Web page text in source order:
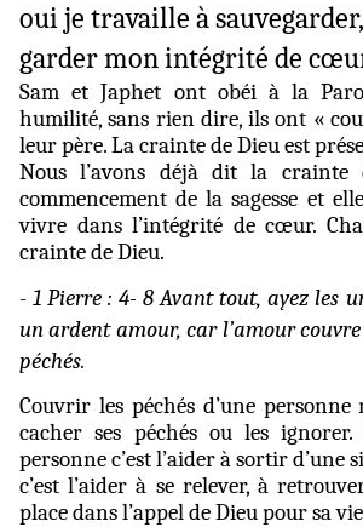
oui je travaille à
garder mon intégrité de
Sam et Japhet ont obéi à la
humilité, sans rien dire, ils ont «
leur père. La crainte de Dieu est
Nous l’avons déjà dit la crainte
commencement de la sagesse et
vivre dans l’intégrité de cœur.
crainte de Dieu.
-1 Pierre : 4- 8 Avant tout, ayez les
un ardent amour, car l’amour
péchés.
Couvrir les péchés d’une personne
cacher ses péchés ou les
personne c’est l’aider à sortir d’une
c’est l’aider à se relever, à
place dans l’appel de Dieu pour sa